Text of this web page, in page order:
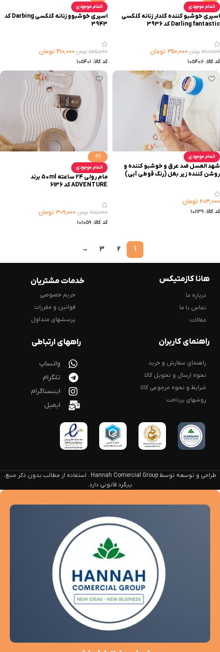
اتمام موجودی
اسپری خوشبو کننده گلدار زنانه گلکسی
Darling fantastic کد 3936
۴۶۷,۹۶۴ تومان ۳۵۰,۰۰۰ تومان
کد کالا: 105406
اتمام موجودی
اسپری خوشبوو زنانه گلکسی Darbing کد
3943
۵۴۵,۶۴۶ تومان ۴۱۰,۰۰۰ تومان
کد کالا: 105401
اتمام موجودی
شهد العسل ضد عرق و خوشبو کننده و
روشن کننده زیر بغل (رنگ قوطی آبی)
۲۰۳,۰۰۰ تومان
کد کالا: 101139
-2%
اتمام موجودی
مام رولی 24 ساعته 50ml برند
ADVENTURE کد 6136
۳۱۵,۷۶۸ تومان ۳۰۹,۰۰۰ تومان
کد کالا: 101059
1
2
3
→
هانا کازمتیکس
درباره ما
تماس با ما
مقالات
خدمات مشتریان
حریم خصوصی
قوانین و مقررات
پرسشهای متداول
راهنمای کاربران
راهنمای سفارش و خرید
نحوه ارسال و تحویل کالا
شرایط و نحوه مرجوعی کالا
روشهای پرداخت
راههای ارتباطی
واتساپ
تلگرام
اینستاگرام
ایمیل
طراحی و توسعه توسط Hannah Comercial Group . استفاده از مطالب بدون ذکر منبع،
پیگرد قانونی دارد.